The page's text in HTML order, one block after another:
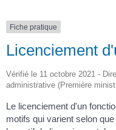
Fiche pratique
Licenciement
Vérifié le 11 octobre 2021 -
administrative (Première
Le licenciement d'un
motifs qui varient selon